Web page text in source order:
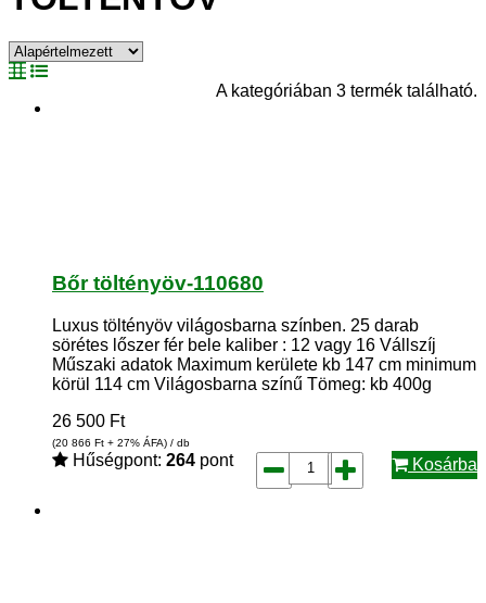
A kategóriában 3 termék található.
Bőr töltényöv-110680
Luxus töltényöv világosbarna színben. 25 darab
sörétes lőszer fér bele kaliber : 12 vagy 16 Vállszíj
Műszaki adatok Maximum kerülete kb 147 cm minimum
körül 114 cm Világosbarna színű Tömeg: kb 400g
26 500 Ft
(20 866 Ft + 27% ÁFA) / db
Hűségpont: 264 pont Kosárba